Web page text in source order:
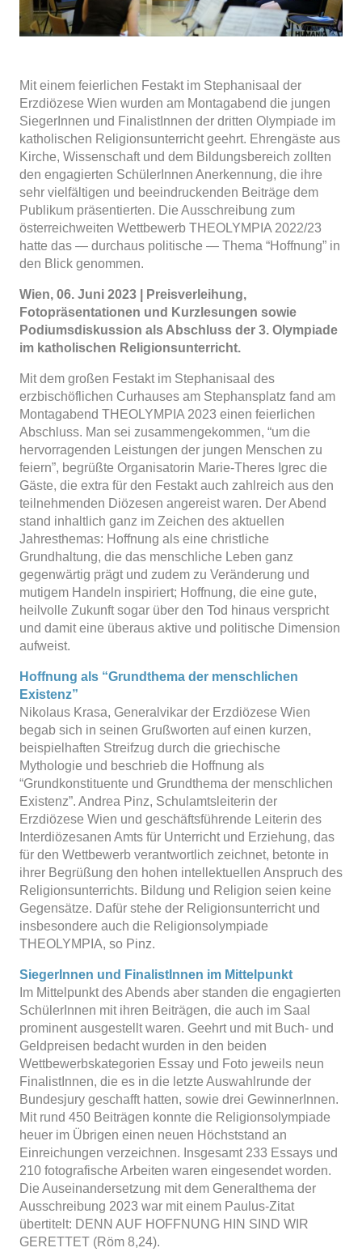
Mit einem feierlichen Festakt im Stephanisaal der
Erzdiözese Wien wurden am Montagabend die jungen
SiegerInnen und FinalistInnen der dritten Olympiade im
katholischen Religionsunterricht geehrt. Ehrengäste aus
Kirche, Wissenschaft und dem Bildungsbereich zollten
den engagierten SchülerInnen Anerkennung, die ihre
sehr vielfältigen und beeindruckenden Beiträge dem
Publikum präsentierten. Die Ausschreibung zum
österreichweiten Wettbewerb THEOLYMPIA 2022/23
hatte das — durchaus politische — Thema “Hoffnung” in
den Blick genommen.
Wien, 06. Juni 2023 | Preisverleihung,
Fotopräsentationen und Kurzlesungen sowie
Podiumsdiskussion als Abschluss der 3. Olympiade
im katholischen Religionsunterricht.
Mit dem großen Festakt im Stephanisaal des
erzbischöflichen Curhauses am Stephansplatz fand am
Montagabend THEOLYMPIA 2023 einen feierlichen
Abschluss. Man sei zusammengekommen, “um die
hervorragenden Leistungen der jungen Menschen zu
feiern”, begrüßte Organisatorin Marie-Theres Igrec die
Gäste, die extra für den Festakt auch zahlreich aus den
teilnehmenden Diözesen angereist waren. Der Abend
stand inhaltlich ganz im Zeichen des aktuellen
Jahresthemas: Hoffnung als eine christliche
Grundhaltung, die das menschliche Leben ganz
gegenwärtig prägt und zudem zu Veränderung und
mutigem Handeln inspiriert; Hoffnung, die eine gute,
heilvolle Zukunft sogar über den Tod hinaus verspricht
und damit eine überaus aktive und politische Dimension
aufweist.
Hoffnung als “Grundthema der menschlichen
Existenz”
Nikolaus Krasa, Generalvikar der Erzdiözese Wien
begab sich in seinen Grußworten auf einen kurzen,
beispielhaften Streifzug durch die griechische
Mythologie und beschrieb die Hoffnung als
“Grundkonstituente und Grundthema der menschlichen
Existenz”. Andrea Pinz, Schulamtsleiterin der
Erzdiözese Wien und geschäftsführende Leiterin des
Interdiözesanen Amts für Unterricht und Erziehung, das
für den Wettbewerb verantwortlich zeichnet, betonte in
ihrer Begrüßung den hohen intellektuellen Anspruch des
Religionsunterrichts. Bildung und Religion seien keine
Gegensätze. Dafür stehe der Religionsunterricht und
insbesondere auch die Religionsolympiade
THEOLYMPIA, so Pinz.
SiegerInnen und FinalistInnen im Mittelpunkt
Im Mittelpunkt des Abends aber standen die engagierten
SchülerInnen mit ihren Beiträgen, die auch im Saal
prominent ausgestellt waren. Geehrt und mit Buch- und
Geldpreisen bedacht wurden in den beiden
Wettbewerbskategorien Essay und Foto jeweils neun
FinalistInnen, die es in die letzte Auswahlrunde der
Bundesjury geschafft hatten, sowie drei GewinnerInnen.
Mit rund 450 Beiträgen konnte die Religionsolympiade
heuer im Übrigen einen neuen Höchststand an
Einreichungen verzeichnen. Insgesamt 233 Essays und
210 fotografische Arbeiten waren eingesendet worden.
Die Auseinandersetzung mit dem Generalthema der
Ausschreibung 2023 war mit einem Paulus-Zitat
übertitelt: DENN AUF HOFFNUNG HIN SIND WIR
GERETTET (Röm 8,24).